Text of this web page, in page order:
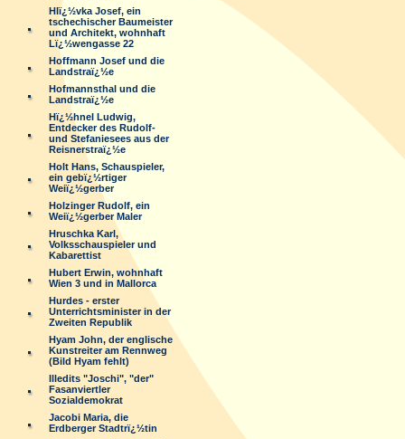
Hlï¿½vka Josef, ein
tschechischer Baumeister
und Architekt, wohnhaft
Lï¿½wengasse 22
Hoffmann Josef und die
Landstraï¿½e
Hofmannsthal und die
Landstraï¿½e
Hï¿½hnel Ludwig,
Entdecker des Rudolf-
und Stefaniesees aus der
Reisnerstraï¿½e
Holt Hans, Schauspieler,
ein gebï¿½rtiger
Weiï¿½gerber
Holzinger Rudolf, ein
Weiï¿½gerber Maler
Hruschka Karl,
Volksschauspieler und
Kabarettist
Hubert Erwin, wohnhaft
Wien 3 und in Mallorca
Hurdes - erster
Unterrichtsminister in der
Zweiten Republik
Hyam John, der englische
Kunstreiter am Rennweg
(Bild Hyam fehlt)
Illedits "Joschi", "der"
Fasanviertler
Sozialdemokrat
Jacobi Maria, die
Erdberger Stadtrï¿½tin